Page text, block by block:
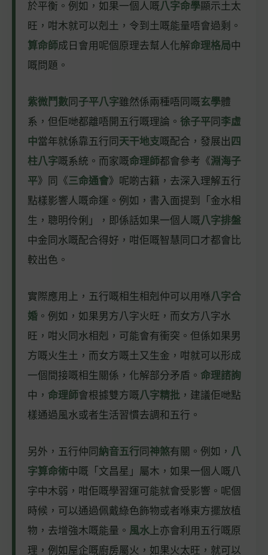
於平衡。例如，如果一個人嘅八字命學顯示土太
旺，咁木就可以剋土，令到土嘅能量唔會過剩。
算命師成日會用呢個原理去幫人化解命理格局中
嘅問題。
紫微鬥數 同 子平八字雖然係兩種唔同嘅玄學體
系，但佢哋都離唔開五行嘅理論。 徐子平 同 李虛
中當年就係靠五行同 天干地支嘅配合，發展出 四
柱八字嘅系統。而家嘅命理師都會參考《淵海子
平》同《三命通會》呢啲古籍，去深入理解五行
點樣影響人嘅命運。例如，書入面提到「金水相
生，聰明伶俐」，即係話如果一個人嘅八字排盤
中金同水嘅配合得好，咁佢嘅智慧同口才都會比
較出色。
實際應用上，五行嘅相生相剋仲可以用喺八字合
婚 。例如，如果男方八字火旺，而女方八字水
旺，咁火同水相剋，可能會有衝突。但係如果男
方嘅火生土，而女方嘅土又生金，咁就可以形成
一個間接嘅相生關係，化解部分矛盾。 命理諮詢
中， 命理師會根據雙方嘅八字精批 ，建議佢哋點
樣通過風水或者生活習慣去調和五行。
另外，五行仲同 納音五行 同 神煞有關。例如， 八
字算命術中嘅「文昌星」屬木，如果一個人嘅八
字中木弱，咁佢嘅學習運可能就會受影響。呢個
時候，可以通過佩戴綠色飾物或者喺東方擺放植
物，去增強木嘅能量。 風水 上亦會利用五行嘅原
理，例如屋企嘅廚房屬火，如果火太旺，就可以